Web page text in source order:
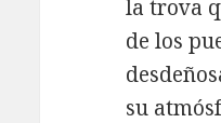
la trova
de los
su